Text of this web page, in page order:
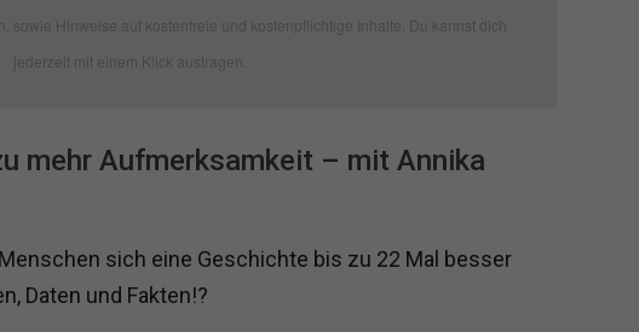
sowie Hinweise auf kostenfreie und kostenpflichtige Inhalte. Du kannst dich
jederzeit mit einem Klick austragen.
mehr Aufmerksamkeit – mit Annika
sich eine Geschichte bis zu 22 Mal besser
Daten und Fakten!?